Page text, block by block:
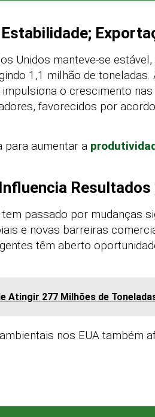
Unidos manteve-se
1,1 milhão de
o crescimento
favorecidos por
para aumentar a
Resultados
passado por mudanças
e novas barreiras
têm aberto
Atingir 277 Milhões de
nos EUA também